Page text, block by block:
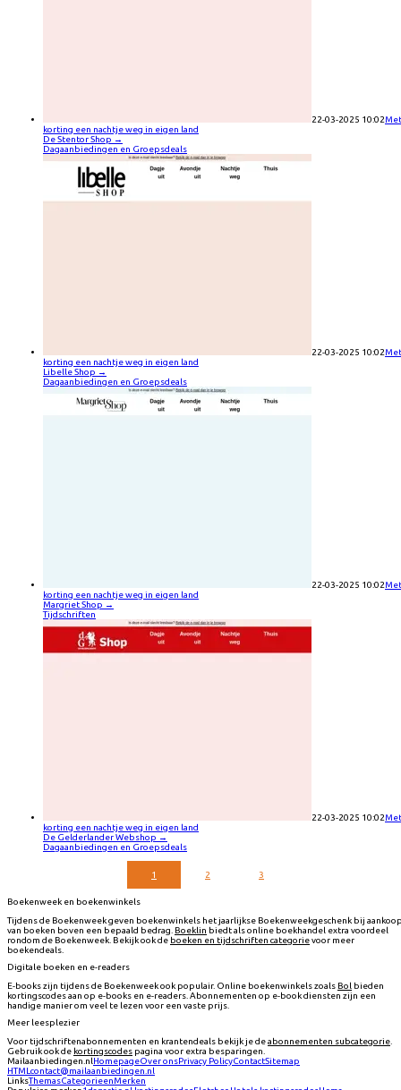
22-03-2025 10:02Met
korting een nachtje weg in eigen land
De Stentor Shop →
Dagaanbiedingen en Groepsdeals
22-03-2025 10:02Met
korting een nachtje weg in eigen land
Libelle Shop →
Dagaanbiedingen en Groepsdeals
22-03-2025 10:02Met
korting een nachtje weg in eigen land
Margriet Shop →
Tijdschriften
22-03-2025 10:02Met
korting een nachtje weg in eigen land
De Gelderlander Webshop →
Dagaanbiedingen en Groepsdeals
1 2 3
Boekenweek en boekenwinkels
Tijdens de Boekenweek geven boekenwinkels het jaarlijkse Boekenweekgeschenk bij
van boeken boven een bepaald bedrag. Boeklin biedt als online boekhandel extra voordeel
rondom de Boekenweek. Bekijk ook de boeken en tijdschriften categorievoor meer
boekendeals.
Digitale boeken en e-readers
E-books zijn tijdens de Boekenweek ook populair. Online boekenwinkels zoals Bol bieden
kortingscodes aan op e-books en e-readers. Abonnementen op e-book diensten zijn een
handige manier om veel te lezen voor een vaste prijs.
Meer leesplezier
Voor tijdschriftenabonnementen en krantendeals bekijk je deabonnementen subcategorie
Gebruik ook de kortingscodes pagina voor extra besparingen.
Mailaanbiedingen.nlHomepageOver onsPrivacy PolicyContactSitemap
HTML contact@mailaanbiedingen.nl
LinksThemasCategorieenMerken